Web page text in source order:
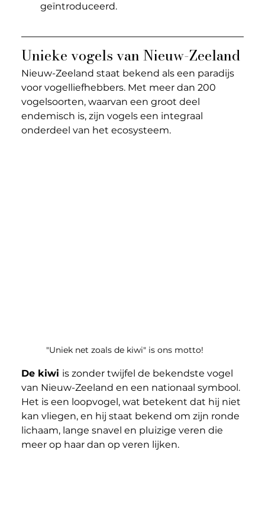
geïntroduceerd.
Unieke vogels van Nieuw-Zeeland
Nieuw-Zeeland staat bekend als een paradijs
voor vogelliefhebbers. Met meer dan 200
vogelsoorten, waarvan een groot deel
endemisch is, zijn vogels een integraal
onderdeel van het ecosysteem.
"Uniek net zoals de kiwi" is ons motto!
De kiwi is zonder twijfel de bekendste vogel
van Nieuw-Zeeland en een nationaal symbool.
Het is een loopvogel, wat betekent dat hij niet
kan vliegen, en hij staat bekend om zijn ronde
lichaam, lange snavel en pluizige veren die
meer op haar dan op veren lijken.